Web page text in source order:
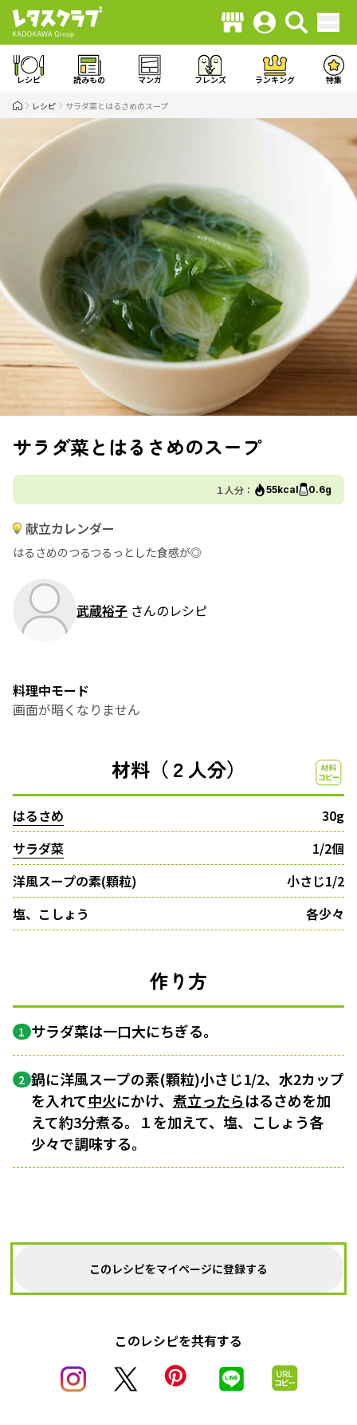
レシピ 読みもの マンガ フレンズ ランキング 特集
レシピ サラダ菜とはるさめのスープ
サラダ菜とはるさめのスープ
１人分： 55kcal 0.6g
献立カレンダー
はるさめのつるつるっとした食感が◎
武蔵裕子 さんのレシピ
料理中モード
画面が暗くなりません
材料（２人分）
はるさめ
30g
サラダ菜
1/2個
洋風スープの素(顆粒)
小さじ1/2
塩、こしょう
各少々
作り方
1 サラダ菜は一口大にちぎる。
2 鍋に洋風スープの素(顆粒)小さじ1/2、水2カップ
を入れて中火にかけ、 煮立ったらはるさめを加
えて約3分煮る。１を加えて、塩、こしょう各
少々で調味する。
このレシピをマイページに登録する
このレシピを共有する